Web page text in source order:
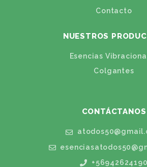
Contacto
NUESTROS
Esencias
Colgantes
CONTÁCTANOS
+56942624190